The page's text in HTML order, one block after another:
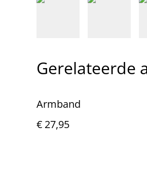
Gerelateerde
Armband
€ 27,95